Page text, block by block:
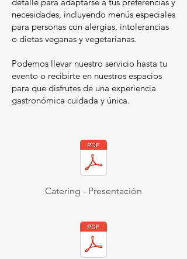
necesidades, incluyendo menús especiales
para personas con alergias, intolerancias
o dietas veganas y vegetarianas.
Podemos llevar nuestro servicio hasta tu
evento o recibirte en nuestros espacios
para que disfrutes de una experiencia
gastronómica cuidada y única.
Catering - Presentación